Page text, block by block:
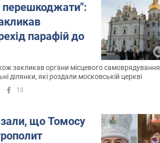
перешкоджати":
парафій до
закликав органи місцевого самоврядування
ділянки, які роздали московській церкві
13
що Томосу